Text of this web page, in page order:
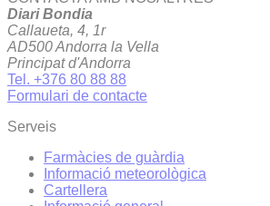
Diari Bondia
Callaueta, 4, 1r
AD500 Andorra la Vella
Principat d'Andorra
Tel. +376 80 88 88
Formulari de contacte
Serveis
Farmàcies de guàrdia
Informació meteorològica
Cartellera